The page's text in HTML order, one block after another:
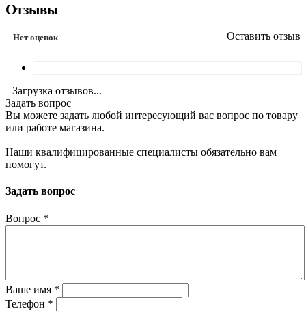
Отзывы
Нет оценок Оставить отзыв
Загрузка отзывов...
Задать вопрос
Вы можете задать любой интересующий вас вопрос по товару
или работе магазина.
Наши квалифицированные специалисты обязательно вам
помогут.
Задать вопрос
Вопрос *
Ваше имя *
Телефон *